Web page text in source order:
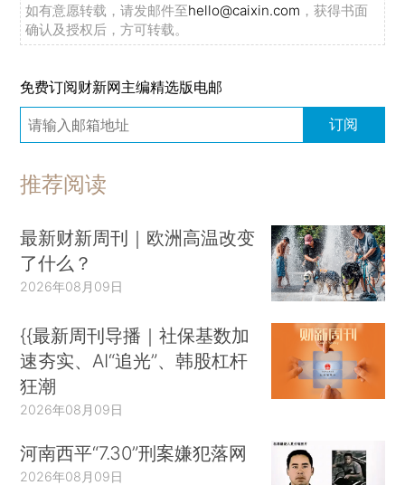
如有意愿转载，请发邮件至hello@caixin.com ，获得书面
确认及授权后，方可转载。
免费订阅财新网主编精选版电邮
订阅
推荐阅读
最新财新周刊｜欧洲高温改变
了什么？
2026年08月09日
{{最新周刊导播｜社保基数加
速夯实、AI“追光”、韩股杠杆
狂潮
2026年08月09日
河南西平“7.30”刑案嫌犯落网
2026年08月09日